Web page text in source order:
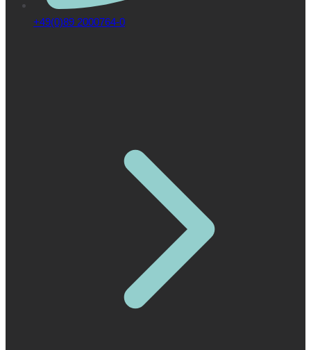
+49(0)89 2000764-0